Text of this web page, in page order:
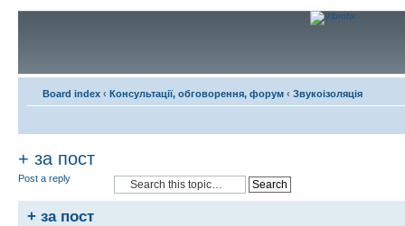
Board index ‹ Консультації, обговорення, форум ‹ Звукоізоляція
+ за пост
Post a reply
+ за пост